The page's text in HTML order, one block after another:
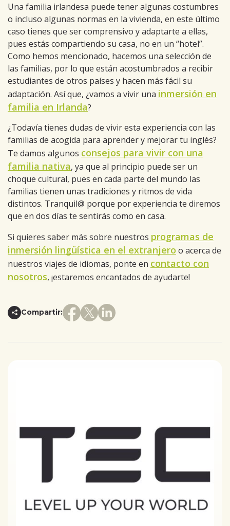
Una familia irlandesa puede tener algunas costumbres
o incluso algunas normas en la vivienda, en este último
caso tienes que ser comprensivo y adaptarte a ellas,
pues estás compartiendo su casa, no en un “hotel”.
Como hemos mencionado, hacemos una selección de
las familias, por lo que están acostumbrados a recibir
estudiantes de otros países y hacen más fácil su
adaptación. Así que, ¿vamos a vivir una inmersión en
familia en Irlanda?
¿Todavía tienes dudas de vivir esta experiencia con las
familias de acogida para aprender y mejorar tu inglés?
Te damos algunos consejos para vivir con una
familia nativa, ya que al principio puede ser un
choque cultural, pues en cada parte del mundo las
familias tienen unas tradiciones y ritmos de vida
distintos. Tranquil@ porque por experiencia te diremos
que en dos días te sentirás como en casa.
Si quieres saber más sobre nuestros programas de
inmersión lingüística en el extranjero o acerca de
nuestros viajes de idiomas, ponte en contacto con
nosotros, ¡estaremos encantados de ayudarte!
Compartir: